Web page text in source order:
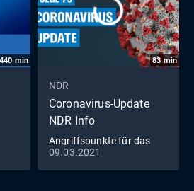
min 83min
NDR
Coronavirus-Update
NDR Info
Angriffspunkte für das
Virus (79)
09.03.2021